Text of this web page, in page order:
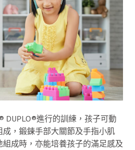
DUPLO®進行的訓練，孩子可動
，鍛鍊手部大關節及手指小肌
成時，亦能培養孩子的滿足感及